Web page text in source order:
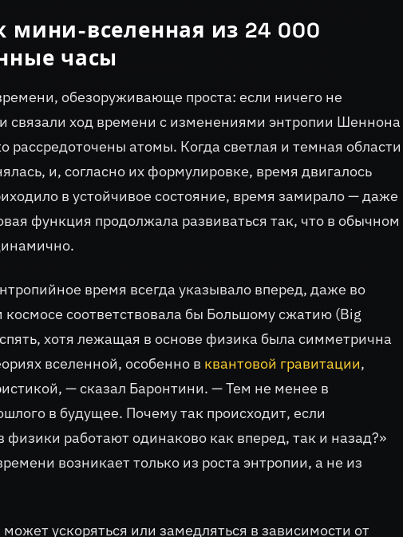
мини-вселенная из 24 000
часы
обезоруживающе проста: если ничего не
связали ход времени с изменениями энтропии Шеннона
рассредоточены атомы. Когда светлая и темная области
и, согласно их формулировке, время двигалось
в устойчивое состояние, время замирало — даже
функция продолжала развиваться так, что в обычном
время всегда указывало вперед, даже во
соответствовала бы Большому сжатию (Big
хотя лежащая в основе физика была симметрична
вселенной, особенно в квантовой гравитации,
— сказал Баронтини. — Тем не менее в
в будущее. Почему так происходит, если
работают одинаково как вперед, так и назад?»
возникает только из роста энтропии, а не из
ускоряться или замедляться в зависимости от